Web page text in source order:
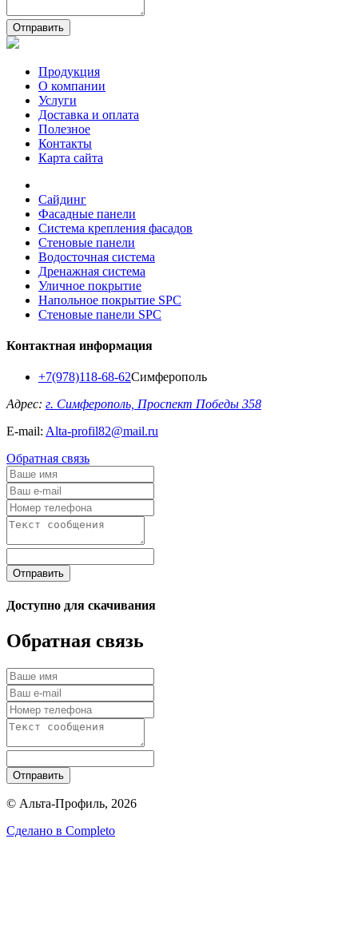
Отправить
Продукция
О компании
Услуги
Доставка и оплата
Полезное
Контакты
Карта сайта
Сайдинг
Фасадные панели
Система крепления фасадов
Стеновые панели
Водосточная система
Дренажная система
Уличное покрытие
Напольное покрытие SPC
Стеновые панели SPC
Контактная информация
+7(978)118-68-62Симферополь
Адрес: г. Симферополь, Проспект Победы 358
E-mail: Alta-profil82@mail.ru
Обратная связь
Отправить
Доступно для скачивания
Обратная связь
Отправить
© Альта-Профиль, 2026
Сделано в Completo